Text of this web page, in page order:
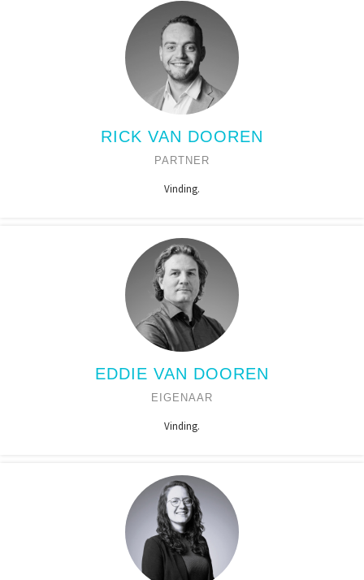
RICK VAN DOOREN
PARTNER
Vinding.
EDDIE VAN DOOREN
EIGENAAR
Vinding.